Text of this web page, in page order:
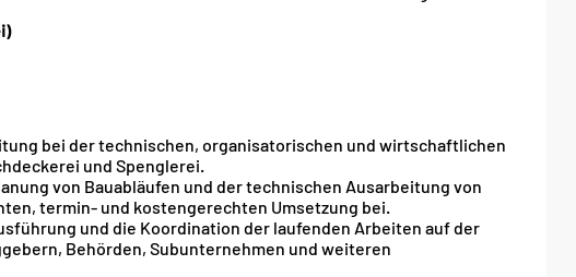
bei der technischen, organisatorischen und wirtschaftlichen
und Spenglerei.
von Bauabläufen und der technischen Ausarbeitung von
termin- und kostengerechten Umsetzung bei.
und die Koordination der laufenden Arbeiten auf der
Behörden, Subunternehmen und weiteren